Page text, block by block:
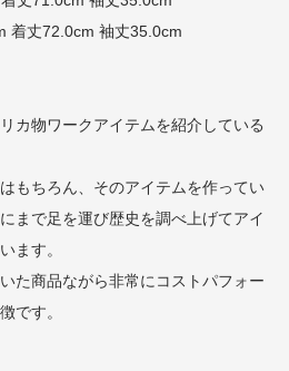
着丈72.0cm 袖丈35.0cm
カ物ワークアイテムを紹介している
もちろん、そのアイテムを作ってい
まで足を運び歴史を調べ上げてアイ
ます。
た商品ながら非常にコストパフォー
です。